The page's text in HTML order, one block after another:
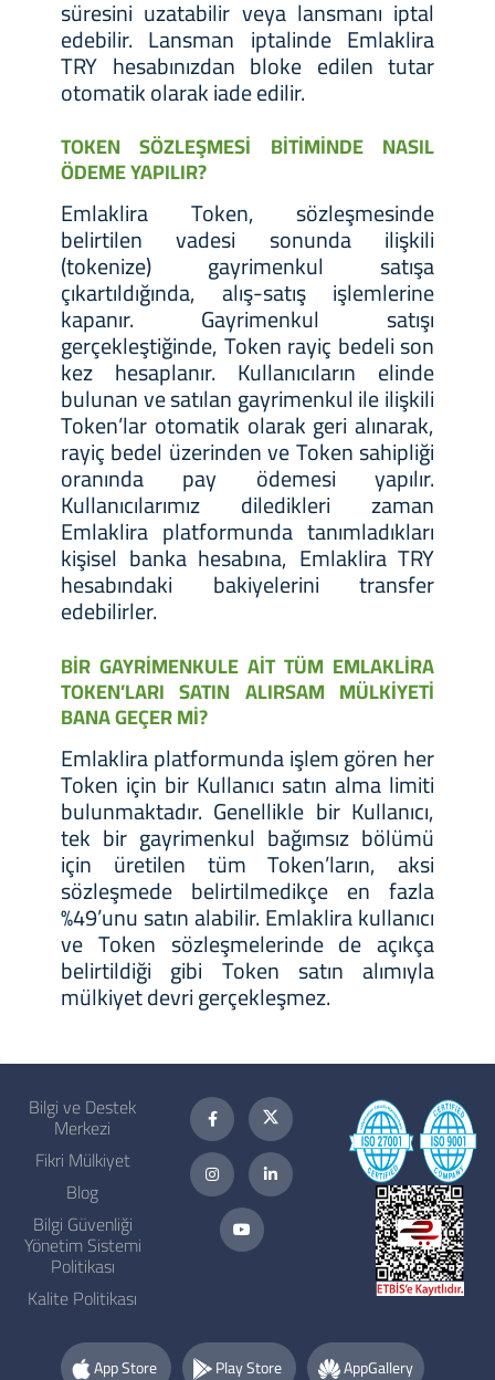
süresini uzatabilir veya lansmanı iptal
edebilir. Lansman iptalinde Emlaklira
TRY hesabınızdan bloke edilen tutar
otomatik olarak iade edilir.
TOKEN SÖZLEŞMESİ BİTİMİNDE NASIL
ÖDEME YAPILIR?
Emlaklira Token, sözleşmesinde
belirtilen vadesi sonunda ilişkili
(tokenize) gayrimenkul satışa
çıkartıldığında, alış-satış işlemlerine
kapanır. Gayrimenkul satışı
gerçekleştiğinde, Token rayiç bedeli son
kez hesaplanır. Kullanıcıların elinde
bulunan ve satılan gayrimenkul ile ilişkili
Token’lar otomatik olarak geri alınarak,
rayiç bedel üzerinden ve Token sahipliği
oranında pay ödemesi yapılır.
Kullanıcılarımız diledikleri zaman
Emlaklira platformunda tanımladıkları
kişisel banka hesabına, Emlaklira TRY
hesabındaki bakiyelerini transfer
edebilirler.
BİR GAYRİMENKULE AİT TÜM EMLAKLİRA
TOKEN’LARI SATIN ALIRSAM MÜLKİYETİ
BANA GEÇER Mİ?
Emlaklira platformunda işlem gören her
Token için bir Kullanıcı satın alma limiti
bulunmaktadır. Genellikle bir Kullanıcı,
tek bir gayrimenkul bağımsız bölümü
için üretilen tüm Token’ların, aksi
sözleşmede belirtilmedikçe en fazla
%49’unu satın alabilir. Emlaklira kullanıcı
ve Token sözleşmelerinde de açıkça
belirtildiği gibi Token satın alımıyla
mülkiyet devri gerçekleşmez.
Bilgi ve Destek
Merkezi
Fikri Mülkiyet
Blog
Bilgi Güvenliği
Yönetim Sistemi
Politikası
Kalite Politikası
App Store Play Store AppGallery